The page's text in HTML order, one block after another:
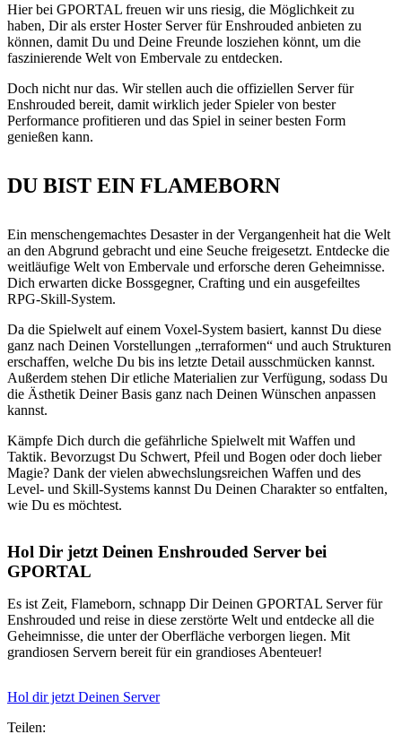
Hier bei GPORTAL freuen wir uns riesig, die Möglichkeit zu
haben, Dir als erster Hoster Server für Enshrouded anbieten zu
können, damit Du und Deine Freunde losziehen könnt, um die
faszinierende Welt von Embervale zu entdecken.
Doch nicht nur das. Wir stellen auch die offiziellen Server für
Enshrouded bereit, damit wirklich jeder Spieler von bester
Performance profitieren und das Spiel in seiner besten Form
genießen kann.
DU BIST EIN FLAMEBORN
Ein menschengemachtes Desaster in der Vergangenheit hat die Welt
an den Abgrund gebracht und eine Seuche freigesetzt. Entdecke die
weitläufige Welt von Embervale und erforsche deren Geheimnisse.
Dich erwarten dicke Bossgegner, Crafting und ein ausgefeiltes
RPG-Skill-System.
Da die Spielwelt auf einem Voxel-System basiert, kannst Du diese
ganz nach Deinen Vorstellungen „terraformen“ und auch Strukturen
erschaffen, welche Du bis ins letzte Detail ausschmücken kannst.
Außerdem stehen Dir etliche Materialien zur Verfügung, sodass Du
die Ästhetik Deiner Basis ganz nach Deinen Wünschen anpassen
kannst.
Kämpfe Dich durch die gefährliche Spielwelt mit Waffen und
Taktik. Bevorzugst Du Schwert, Pfeil und Bogen oder doch lieber
Magie? Dank der vielen abwechslungsreichen Waffen und des
Level- und Skill-Systems kannst Du Deinen Charakter so entfalten,
wie Du es möchtest.
Hol Dir jetzt Deinen Enshrouded Server bei
GPORTAL
Es ist Zeit, Flameborn, schnapp Dir Deinen GPORTAL Server für
Enshrouded und reise in diese zerstörte Welt und entdecke all die
Geheimnisse, die unter der Oberfläche verborgen liegen. Mit
grandiosen Servern bereit für ein grandioses Abenteuer!
Hol dir jetzt Deinen Server
Teilen: